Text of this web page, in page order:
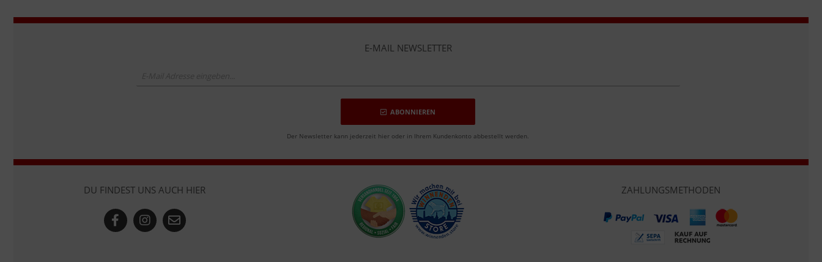
E-MAIL NEWSLETTER
ABONNIEREN
Der Newsletter kann jederzeit hier oder in Ihrem Kundenkonto abbestellt werden.
DU FINDEST UNS AUCH HIER ZAHLUNGSMETHODEN